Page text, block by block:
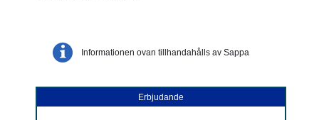
Informationen ovan tillhandahålls av Sappa
Erbjudande